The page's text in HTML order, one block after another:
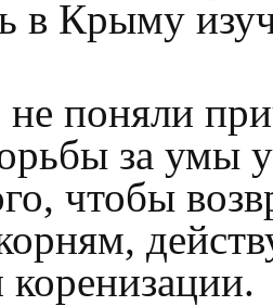
в Крыму
поняли
за умы
чтобы